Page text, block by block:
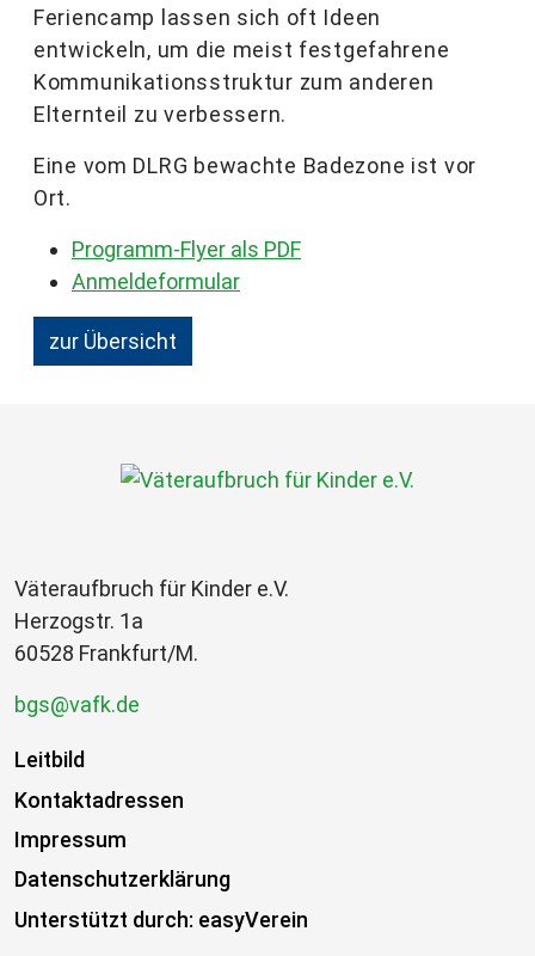
Feriencamp lassen sich oft Ideen
entwickeln, um die meist festgefahrene
Kommunikationsstruktur zum anderen
Elternteil zu verbessern.
Eine vom DLRG bewachte Badezone ist vor
Ort.
Programm-Flyer als PDF
Anmeldeformular
zur Übersicht
Väteraufbruch für Kinder e.V.
Herzogstr. 1a
60528 Frankfurt/M.
bgs@vafk.de
Leitbild
Kontaktadressen
Impressum
Datenschutzerklärung
Unterstützt durch: easyVerein